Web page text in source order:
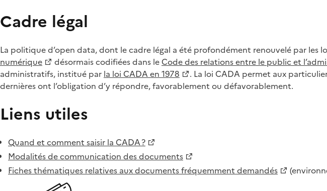
Cadre légal
La politique d’open data, dont le cadre légal a été profondément renouvelé par les
numérique
désormais codifiées dans le Code des relations entre le public et
administratifs, institué par la loi CADA en 1978
. La loi CADA permet aux
dernières ont l’obligation d’y répondre, favorablement ou défavorablement.
Liens utiles
Quand et comment saisir la CADA ?
Modalités de communication des documents
Fiches thématiques relatives aux documents fréquemment demandés